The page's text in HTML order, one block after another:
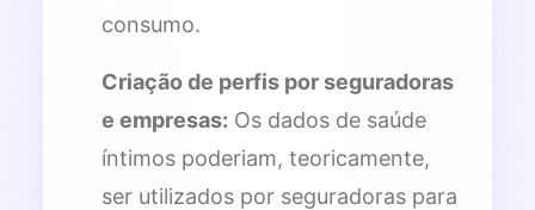
consumo.
Criação de perfis por seguradoras
e empresas: Os dados de saúde
íntimos poderiam, teoricamente,
ser utilizados por seguradoras para